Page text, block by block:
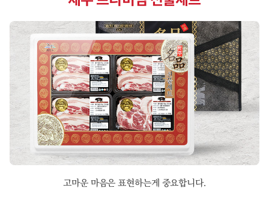
고마운 마음은 표현하는게 중요합니다.